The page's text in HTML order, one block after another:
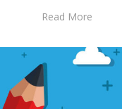
Read More